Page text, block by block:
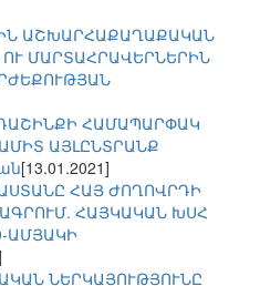
ԱՇԽԱՐՀԱՔԱՂԱՔԱԿԱՆ
ՄԱՐՏԱՀՐԱՎԵՐՆԵՐԻՆ
ՀԱՄԱՊԱՐՓԱԿ
ԱՅԼԸՆՏՐԱՆՔ
[13.01.2021]
ՀԱՅ ԺՈՂՈՎՐԴԻ
ՀԱՅԿԱԿԱՆ ԽՍՀ
ԱՄՅԱԿԻ
ՆԵՐԿԱՅՈՒԹՅՈՒՆԸ